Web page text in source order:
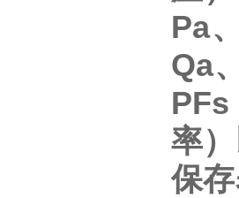
Pa
Qa
率
保